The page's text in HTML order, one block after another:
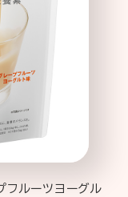
フルーツヨーグル